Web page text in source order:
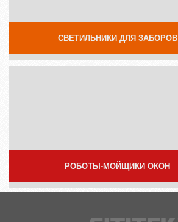
СВЕТИЛЬНИКИ ДЛЯ ЗАБОРОВ
РОБОТЫ-МОЙЩИКИ ОКОН